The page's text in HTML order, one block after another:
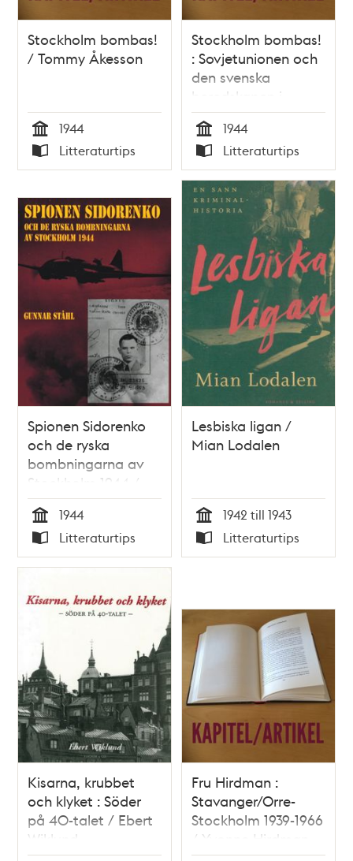
Stockholm bombas!
/ Tommy Åkesson
Tid
1944
Typ
Litteraturtips
Stockholm bombas!
: Sovjetunionen och
den svenska
beredskapen i
februari 1944 /
Tommy Åkesson
Tid
1944
Typ
Litteraturtips
Spionen Sidorenko
och de ryska
bombningarna av
Stockholm 1944 /
Gunnar Ståhl
Tid
1944
Typ
Litteraturtips
Lesbiska ligan /
Mian Lodalen
Tid
1942 till 1943
Typ
Litteraturtips
Kisarna, krubbet
och klyket : Söder
på 40-talet / Ebert
Wiklund
Fru Hirdman :
Stavanger/Orre-
Stockholm 1939-1966
/ Yvonne Hirdman